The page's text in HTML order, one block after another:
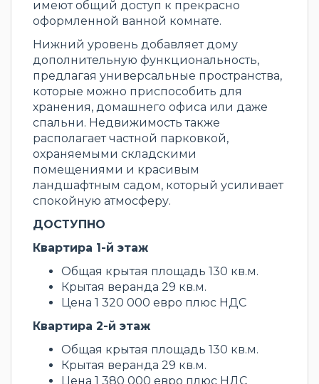
имеют общий доступ к прекрасно
оформленной ванной комнате.
Нижний уровень добавляет дому
дополнительную функциональность,
предлагая универсальные пространства,
которые можно приспособить для
хранения, домашнего офиса или даже
спальни. Недвижимость также
располагает частной парковкой,
охраняемыми складскими
помещениями и красивым
ландшафтным садом, который усиливает
спокойную атмосферу.
ДОСТУПНО
Квартира 1-й этаж
Общая крытая площадь 130 кв.м.
Крытая веранда 29 кв.м.
Цена 1 320 000 евро плюс НДС
Квартира 2-й этаж
Общая крытая площадь 130 кв.м.
Крытая веранда 29 кв.м.
Цена 1 380 000 евро плюс НДС